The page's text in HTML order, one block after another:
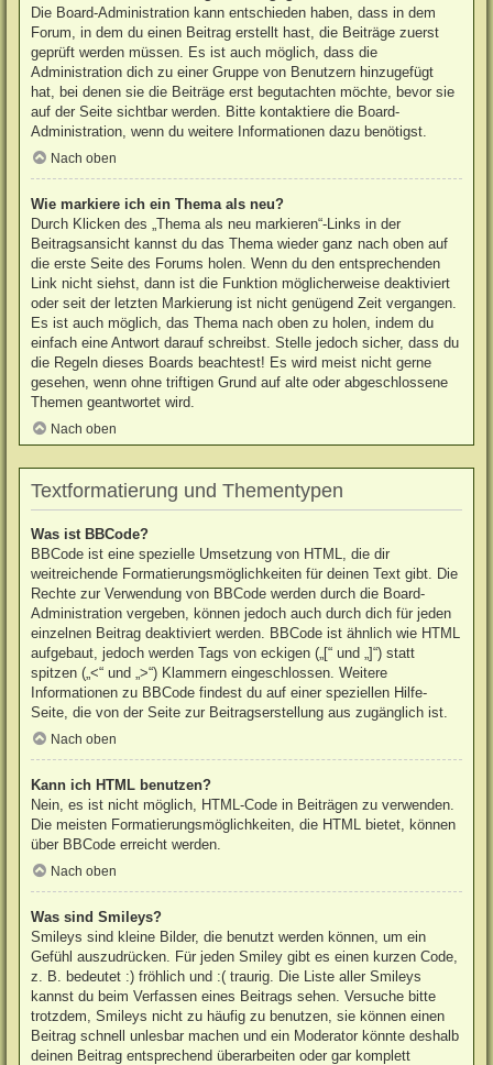
Die Board-Administration kann entschieden haben, dass in dem
Forum, in dem du einen Beitrag erstellt hast, die Beiträge zuerst
geprüft werden müssen. Es ist auch möglich, dass die
Administration dich zu einer Gruppe von Benutzern hinzugefügt
hat, bei denen sie die Beiträge erst begutachten möchte, bevor sie
auf der Seite sichtbar werden. Bitte kontaktiere die Board-
Administration, wenn du weitere Informationen dazu benötigst.
Nach oben
Wie markiere ich ein Thema als neu?
Durch Klicken des „Thema als neu markieren“-Links in der
Beitragsansicht kannst du das Thema wieder ganz nach oben auf
die erste Seite des Forums holen. Wenn du den entsprechenden
Link nicht siehst, dann ist die Funktion möglicherweise deaktiviert
oder seit der letzten Markierung ist nicht genügend Zeit vergangen.
Es ist auch möglich, das Thema nach oben zu holen, indem du
einfach eine Antwort darauf schreibst. Stelle jedoch sicher, dass du
die Regeln dieses Boards beachtest! Es wird meist nicht gerne
gesehen, wenn ohne triftigen Grund auf alte oder abgeschlossene
Themen geantwortet wird.
Nach oben
Textformatierung und Thementypen
Was ist BBCode?
BBCode ist eine spezielle Umsetzung von HTML, die dir
weitreichende Formatierungsmöglichkeiten für deinen Text gibt. Die
Rechte zur Verwendung von BBCode werden durch die Board-
Administration vergeben, können jedoch auch durch dich für jeden
einzelnen Beitrag deaktiviert werden. BBCode ist ähnlich wie HTML
aufgebaut, jedoch werden Tags von eckigen („[“ und „]“) statt
spitzen („<“ und „>“) Klammern eingeschlossen. Weitere
Informationen zu BBCode findest du auf einer speziellen Hilfe-
Seite, die von der Seite zur Beitragserstellung aus zugänglich ist.
Nach oben
Kann ich HTML benutzen?
Nein, es ist nicht möglich, HTML-Code in Beiträgen zu verwenden.
Die meisten Formatierungsmöglichkeiten, die HTML bietet, können
über BBCode erreicht werden.
Nach oben
Was sind Smileys?
Smileys sind kleine Bilder, die benutzt werden können, um ein
Gefühl auszudrücken. Für jeden Smiley gibt es einen kurzen Code,
z. B. bedeutet :) fröhlich und :( traurig. Die Liste aller Smileys
kannst du beim Verfassen eines Beitrags sehen. Versuche bitte
trotzdem, Smileys nicht zu häufig zu benutzen, sie können einen
Beitrag schnell unlesbar machen und ein Moderator könnte deshalb
deinen Beitrag entsprechend überarbeiten oder gar komplett